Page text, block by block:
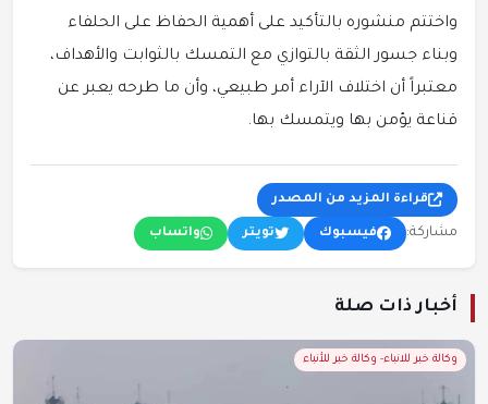
واختتم منشوره بالتأكيد على أهمية الحفاظ على الحلفاء
وبناء جسور الثقة بالتوازي مع التمسك بالثوابت والأهداف،
معتبراً أن اختلاف الآراء أمر طبيعي، وأن ما طرحه يعبر عن
قناعة يؤمن بها ويتمسك بها.
قراءة المزيد من المصدر
مشاركة: فيسبوك تويتر واتساب
أخبار ذات صلة
وكالة خبر للانباء- وكالة خبر للأنباء